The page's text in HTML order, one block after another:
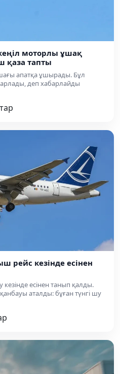
моторлы ұшақ
қаза тапты
апатқа ұшырады. Бұл
деп хабарлайды
рейс кезінде есінен
есінен танып қалды.
аталды: бұған түнгі шу